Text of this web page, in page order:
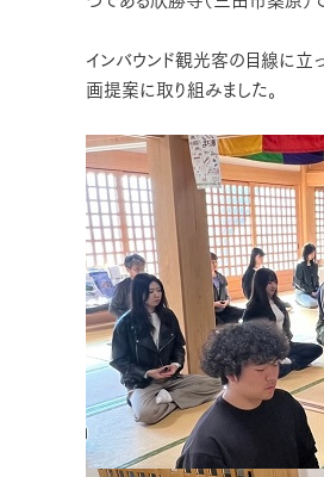
インバウンド観光客の目線に立
画提案に取り組みました。